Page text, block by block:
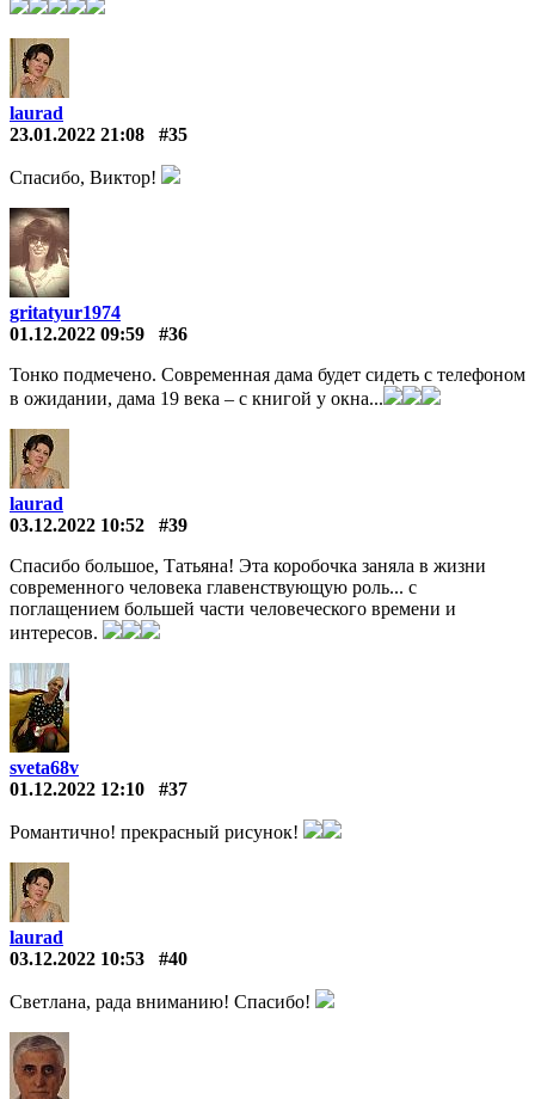
laurad
23.01.2022 21:08
#35
Спасибо, Виктор!
gritatyur1974
01.12.2022 09:59
#36
Тонко подмечено. Современная дама будет сидеть с телефоном
в ожидании, дама 19 века – с книгой у окна...
laurad
03.12.2022 10:52
#39
Спасибо большое, Татьяна! Эта коробочка заняла в жизни
современного человека главенствующую роль... с
поглащением большей части человеческого времени и
интересов.
sveta68v
01.12.2022 12:10
#37
Романтично! прекрасный рисунок!
laurad
03.12.2022 10:53
#40
Светлана, рада вниманию! Спасибо!